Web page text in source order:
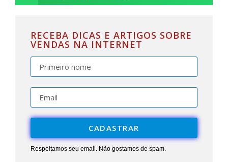
RECEBA DICAS E ARTIGOS SOBRE
VENDAS NA INTERNET
CADASTRAR
Respeitamos seu email. Não gostamos de spam.